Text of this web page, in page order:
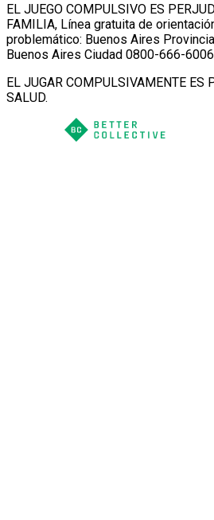
EL JUEGO COMPULSIVO ES
FAMILIA, Línea gratuita de
problemático: Buenos Aires
Buenos Aires Ciudad 0800-666-6006
EL JUGAR COMPULSIVAMENTE ES
SALUD.